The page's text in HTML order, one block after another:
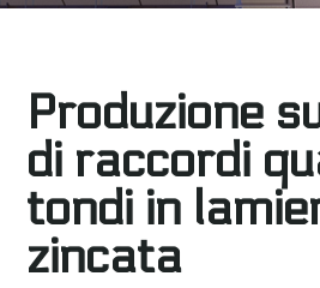
Produzione
di raccordi
tondi in
zincata